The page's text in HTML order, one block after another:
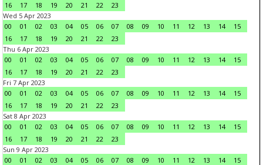
16
17 18 19 20 21 22
23
Wed 5 Apr 2023
00
01 02 03 04 05 06 07 08 09 10 11 12 13 14
15
16
17 18 19 20 21 22
23
Thu 6 Apr 2023
00
01 02 03 04 05 06 07 08 09 10 11 12 13 14
15
16
17 18 19 20 21 22
23
Fri 7 Apr 2023
00
01 02 03 04 05 06 07 08 09 10 11 12 13 14
15
16
17 18 19 20 21 22
23
Sat 8 Apr 2023
00
01 02 03 04 05 06 07 08 09 10 11 12 13 14
15
16
17 18 19 20 21 22
23
Sun 9 Apr 2023
00
01 02 03 04 05 06 07 08 09 10 11 12 13 14
15